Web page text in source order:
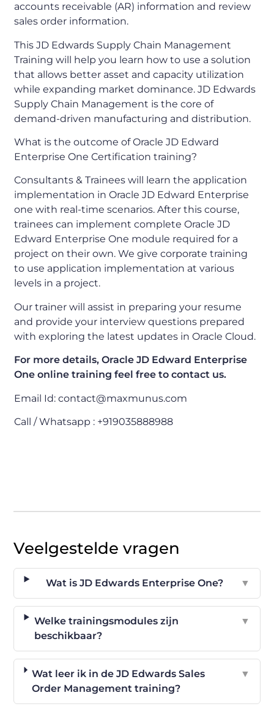
accounts receivable (AR) information and review
sales order information.
This JD Edwards Supply Chain Management
Training will help you learn how to use a solution
that allows better asset and capacity utilization
while expanding market dominance. JD Edwards
Supply Chain Management is the core of
demand-driven manufacturing and distribution.
What is the outcome of Oracle JD Edward
Enterprise One Certification training?
Consultants & Trainees will learn the application
implementation in Oracle JD Edward Enterprise
one with real-time scenarios. After this course,
trainees can implement complete Oracle JD
Edward Enterprise One module required for a
project on their own. We give corporate training
to use application implementation at various
levels in a project.
Our trainer will assist in preparing your resume
and provide your interview questions prepared
with exploring the latest updates in Oracle Cloud.
For more details, Oracle JD Edward Enterprise
One online training feel free to contact us.
Email Id: contact@maxmunus.com
Call / Whatsapp : +919035888988
Veelgestelde vragen
Wat is JD Edwards Enterprise One? ▼
Welke trainingsmodules zijn
beschikbaar?
▼
Wat leer ik in de JD Edwards Sales
Order Management training?
▼